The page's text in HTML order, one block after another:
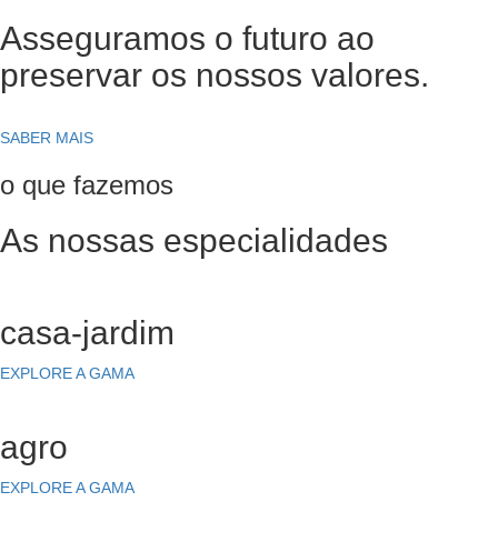
Asseguramos o futuro ao
preservar os nossos valores.
SABER MAIS
o que fazemos
As nossas especialidades
casa-jardim
EXPLORE A GAMA
agro
EXPLORE A GAMA